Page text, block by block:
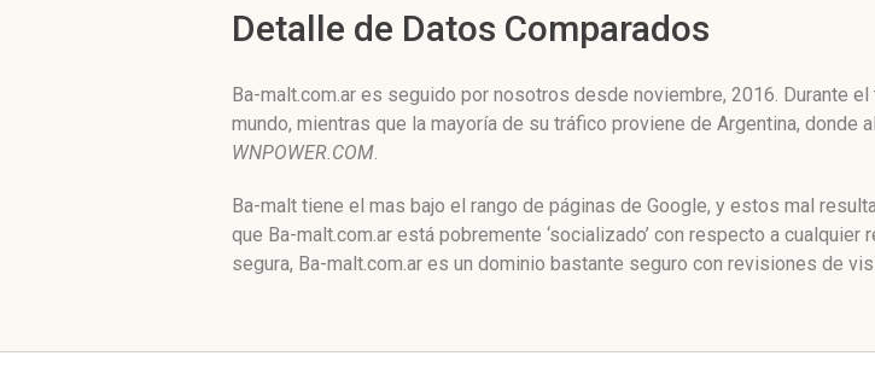
Detalle de Datos Comparados
Ba-malt.com.ar es seguido por nosotros desde noviembre, 2016. Durante
mundo, mientras que la mayoría de su tráfico proviene de Argentina, donde
WNPOWER.COM.
Ba-malt tiene el mas bajo el rango de páginas de Google, y estos mal
que Ba-malt.com.ar está pobremente ‘socializado’ con respecto a
segura, Ba-malt.com.ar es un dominio bastante seguro con revisiones de